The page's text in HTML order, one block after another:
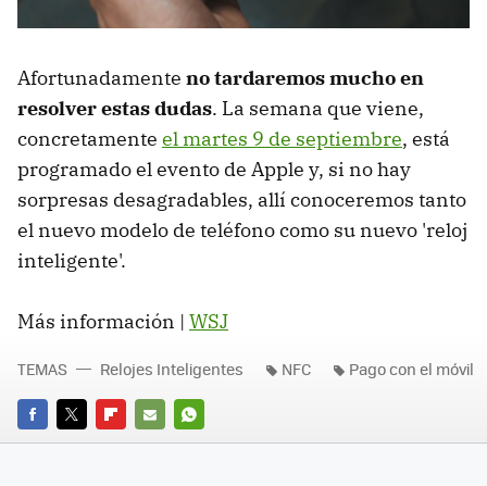
Afortunadamente no tardaremos mucho en
resolver estas dudas. La semana que viene,
concretamente el martes 9 de septiembre, está
programado el evento de Apple y, si no hay
sorpresas desagradables, allí conoceremos tanto
el nuevo modelo de teléfono como su nuevo 'reloj
inteligente'.
Más información | WSJ
FACEBOOK
TWITTERFLIPBOARD
E-
WHATSAPP
TEMAS Relojes Inteligentes NFC Pago con el móvil